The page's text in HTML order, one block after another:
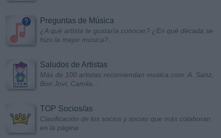
Preguntas de Música
¿A qué artista te gustaría conocer? ¿En qué década se
hizo la mejor música?...
Saludos de Artistas
Más de 100 artistas recomiendan musica.com: A. Sanz,
Bon Jovi, Camila...
TOP Socios/as
Clasificación de los socios y socias que más colaboran
en la página